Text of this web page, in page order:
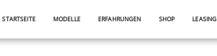
STARTSEITE MODELLE ERFAHRUNGEN SHOP LEASING